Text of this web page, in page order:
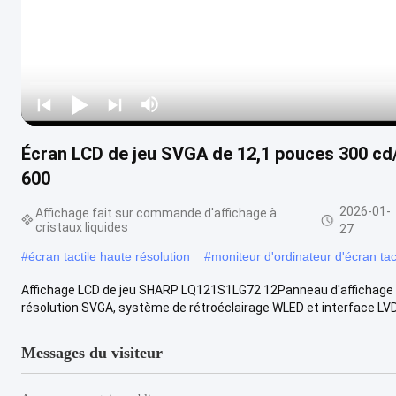
Écran LCD de jeu SVGA de 12,1 pouces 300
600
Affichage fait sur commande d'affichage à
cristaux liquides
2026-01-
27
#écran tactile haute résolution #moniteur d'ordinateur d'écran
Affichage LCD de jeu SHARP LQ121S1LG72 12Panneau
résolution SVGA, système de rétroéclairage WLED et interface
Messages du visiteur